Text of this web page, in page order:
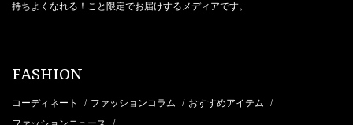
持ちよくなれる！こと限定でお届けするメディアです。
FASHION
コーディネート / ファッションコラム / おすすめアイテム /